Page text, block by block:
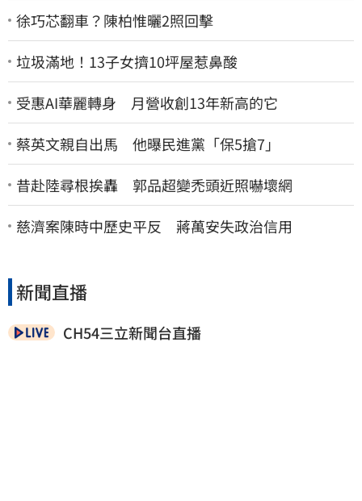
徐巧芯翻車？陳柏惟曬2照回擊
垃圾滿地！13子女擠10坪屋惹鼻酸
受惠AI華麗轉身 月營收創13年新高的它
蔡英文親自出馬 他曝民進黨「保5搶7」
昔赴陸尋根挨轟 郭品超變禿頭近照嚇壞網
慈濟案陳時中歷史平反 蔣萬安失政治信用
新聞直播
CH54三立新聞台直播